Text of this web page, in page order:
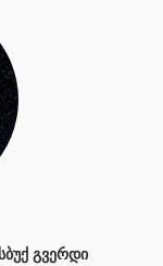
ᲒᲕᲔᲠᲓᲘ